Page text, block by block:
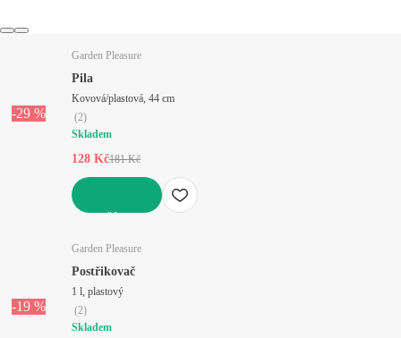
-29 %
Garden Pleasure
Pila
Kovová/plastová, 44 cm
(2)
Skladem
128 Kč181 Kč
-19 %
Garden Pleasure
Postřikovač
1 l, plastový
(2)
Skladem